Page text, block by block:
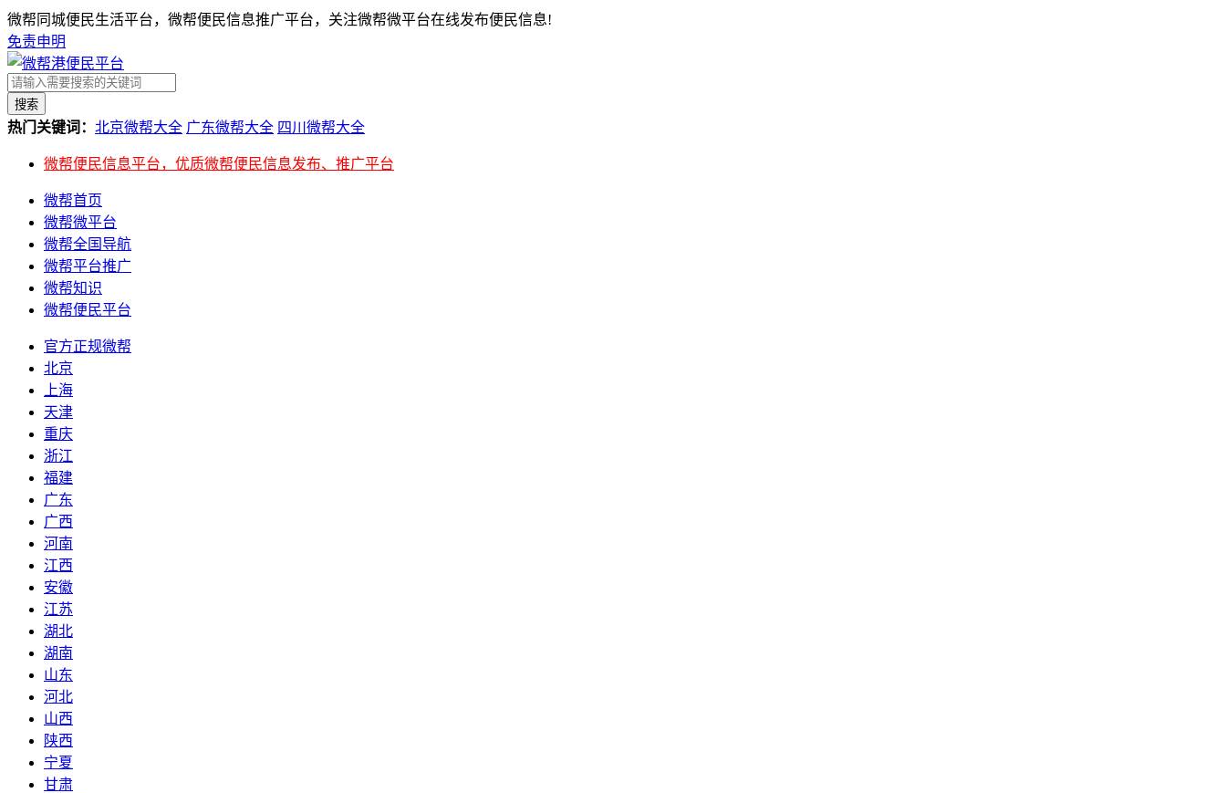
微帮同城便民生活平台，微帮便民信息推广平台，关注微帮微平台在线发布便民信息!
免责申明
搜索
热门关键词： 北京微帮大全 广东微帮大全 四川微帮大全
微帮便民信息平台，优质微帮便民信息发布、推广平台
微帮首页
微帮微平台
微帮全国导航
微帮平台推广
微帮知识
微帮便民平台
官方正规微帮
北京
上海
天津
重庆
浙江
福建
广东
广西
河南
江西
安徽
江苏
湖北
湖南
山东
河北
山西
陕西
宁夏
甘肃